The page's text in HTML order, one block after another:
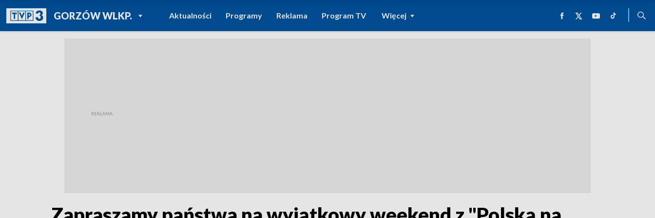
GORZÓW WLKP.POWRÓT DO
TVP REGIONY
Aktualności Programy Reklama Program TV Więcej